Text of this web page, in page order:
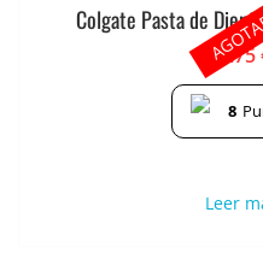
Colgate Pasta de
1.75
8
Leer